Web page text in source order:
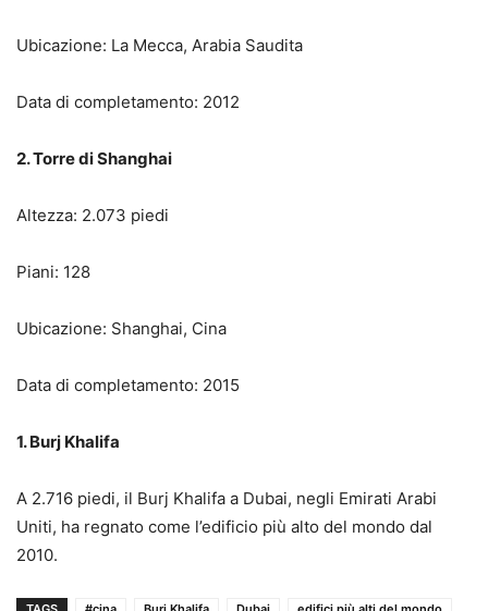
Ubicazione: La Mecca, Arabia Saudita
Data di completamento: 2012
2. Torre di Shanghai
Altezza: 2.073 piedi
Piani: 128
Ubicazione: Shanghai, Cina
Data di completamento: 2015
1. Burj Khalifa
A 2.716 piedi, il Burj Khalifa a Dubai, negli Emirati Arabi
Uniti, ha regnato come l’edificio più alto del mondo dal
2010.